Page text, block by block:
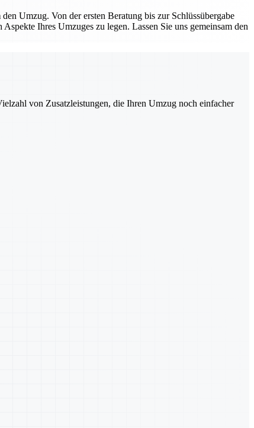
Umzug. Von der ersten Beratung bis zur Schlüssübergabe
Ihres Umzuges zu legen. Lassen Sie uns gemeinsam den
von Zusatzleistungen, die Ihren Umzug noch einfacher